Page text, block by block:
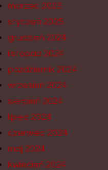
marzec 2025
styczeń 2025
grudzień 2024
listopad 2024
październik 2024
wrzesień 2024
sierpień 2024
lipiec 2024
czerwiec 2024
maj 2024
kwiecień 2024